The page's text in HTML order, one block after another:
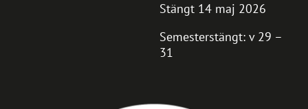
Stängt 14 maj 2026
Semesterstängt: v 29 –
31